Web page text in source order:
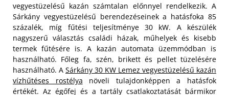
vegyestüzelésű kazán számtalan előnnyel rendelkezik. A
Sárkány vegyestüzelésű berendezéseinek a hatásfoka 85
százalék, míg fűtési teljesítménye 30 kW. A készülék
nagyszerű választás családi házak, műhelyek és kisebb
termek fűtésére is. A kazán automata üzemmódban is
használható. Főleg fa, szén, brikett és pellet tüzelésére
használható. A Sárkány 30 KW Lemez vegyestüzelésű kazán
vízhűtéses rostélya növeli tulajdonképpen a hatásfok
értékét. Az égőfej és a tartály csatlakoztatását bármikor